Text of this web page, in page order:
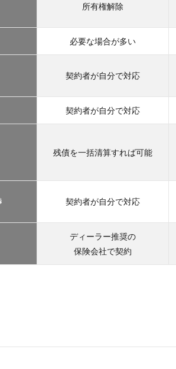
所有権解除
必要な場合が多い
契約者が自分で対応
契約者が自分で対応
残債を一括清算すれば可能
契約者が自分で対応
ディーラー推奨の
保険会社で契約